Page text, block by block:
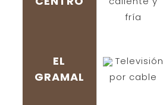
fría
EL
GRAMAL
Televisión
por cable